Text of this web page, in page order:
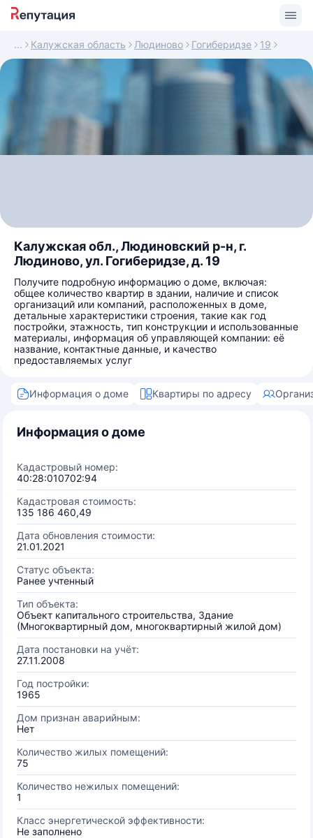
Калужская область Людиново Гогиберидзе 19
Калужская обл., Людиновский р-н, г.
Людиново, ул. Гогиберидзе, д. 19
Получите подробную информацию о доме, включая:
общее количество квартир в здании, наличие и список
организаций или компаний, расположенных в доме,
детальные характеристики строения, такие как год
постройки, этажность, тип конструкции и использованные
материалы, информация об управляющей компании: её
название, контактные данные, и качество
предоставляемых услуг
Информация о доме Квартиры по адресу
Информация о доме
Кадастровый номер:
40:28:010702:94
Кадастровая стоимость:
135 186 460,49
Дата обновления стоимости:
21.01.2021
Статус объекта:
Ранее учтенный
Тип объекта:
Объект капитального строительства, Здание
(Многоквартирный дом, многоквартирный жилой дом)
Дата постановки на учёт:
27.11.2008
Год постройки:
1965
Дом признан аварийным:
Нет
Количество жилых помещений:
75
Количество нежилых помещений:
1
Класс энергетической эффективности:
Не заполнено